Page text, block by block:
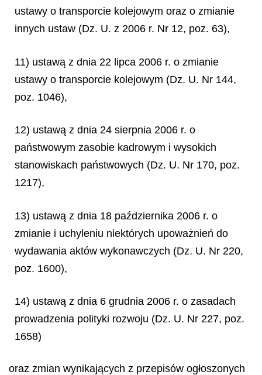
ustawy o transporcie kolejowym oraz o zmianie
innych ustaw (Dz. U. z 2006 r. Nr 12, poz. 63),
11) ustawą z dnia 22 lipca 2006 r. o zmianie
ustawy o transporcie kolejowym (Dz. U. Nr 144,
poz. 1046),
12) ustawą z dnia 24 sierpnia 2006 r. o
państwowym zasobie kadrowym i wysokich
stanowiskach państwowych (Dz. U. Nr 170, poz.
1217),
13) ustawą z dnia 18 października 2006 r. o
zmianie i uchyleniu niektórych upoważnień do
wydawania aktów wykonawczych (Dz. U. Nr 220,
poz. 1600),
14) ustawą z dnia 6 grudnia 2006 r. o zasadach
prowadzenia polityki rozwoju (Dz. U. Nr 227, poz.
1658)
oraz zmian wynikających z przepisów ogłoszonych